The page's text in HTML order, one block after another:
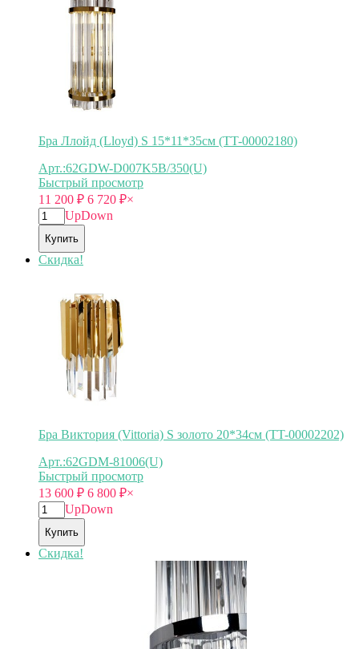
Бра Ллойд (Lloyd) S 15*11*35см (TT-00002180)
Арт.:62GDW-D007K5B/350(U)
Быстрый просмотр
11 200 ₽ 6 720 ₽×
UpDown
Купить
Скидка!
Бра Виктория (Vittoria) S золото 20*34см (TT-00002202)
Арт.:62GDM-81006(U)
Быстрый просмотр
13 600 ₽ 6 800 ₽×
UpDown
Купить
Скидка!